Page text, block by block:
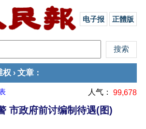
电子报 正體版
权 › 文章 ：
人气： 99,678
市政府前讨编制待遇(图)